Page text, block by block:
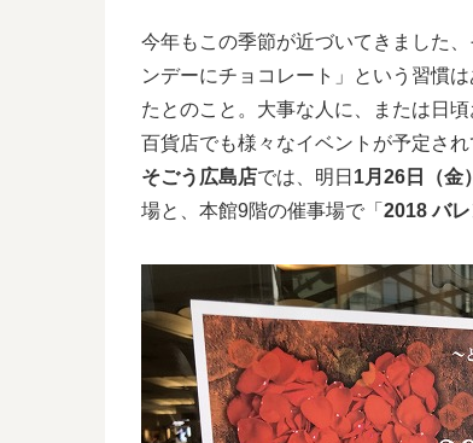
今年もこの季節が近づいてきました
ンデーにチョコレート」という習慣
たとのこと。大事な人に、または日
百貨店でも様々なイベントが予定され
そごう広島店では、明日 1月26日（金
場と、本館9階の催事場で「 2018 バ